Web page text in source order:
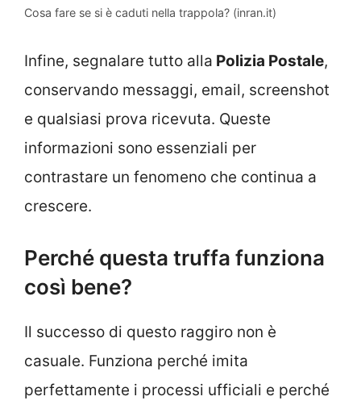
Cosa fare se si è caduti nella trappola? (inran.it)
Infine, segnalare tutto alla Polizia Postale,
conservando messaggi, email, screenshot
e qualsiasi prova ricevuta. Queste
informazioni sono essenziali per
contrastare un fenomeno che continua a
crescere.
Perché questa truffa funziona
così bene?
Il successo di questo raggiro non è
casuale. Funziona perché imita
perfettamente i processi ufficiali e perché